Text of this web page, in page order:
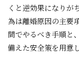
くと逆効果になりが
為は離婚原因の主要
間でやるべき手順と
備えた安全策を用意